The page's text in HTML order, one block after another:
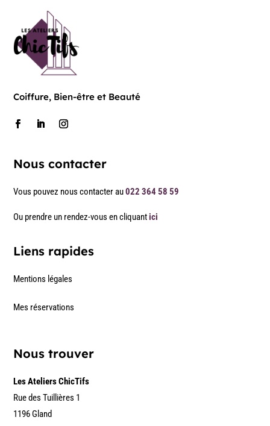
Coiffure, Bien-être et Beauté
Nous contacter
Vous pouvez nous contacter au022 364 58 59
Ou prendre un rendez-vous en cliquantici
Liens rapides
Mentions légales
Mes réservations
Nous trouver
Les Ateliers ChicTifs
Rue des Tuillières 1
1196 Gland